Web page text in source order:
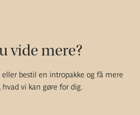
vide mere?
eller bestil en intropakke og få mere
hvad vi kan gøre for dig.